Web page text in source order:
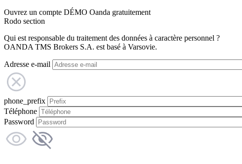
Ouvrez un compte DÉMO Oanda gratuitement
Rodo section
Qui est responsable du traitement des données à caractère personnel ?
OANDA TMS Brokers S.A. est basé à Varsovie.
Adresse e-mail
phone_prefix
Téléphone
Password